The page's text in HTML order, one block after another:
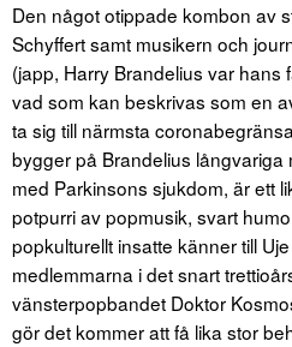
Den något otippade kombon av
Schyffert samt musikern och
(japp, Harry Brandelius var hans
vad som kan beskrivas som en
ta sig till närmsta
bygger på Brandelius långvariga
med Parkinsons sjukdom, är ett
potpurri av popmusik, svart
popkulturellt insatte känner till
medlemmarna i det snart
vänsterpopbandet Doktor
gör det kommer att få lika stor